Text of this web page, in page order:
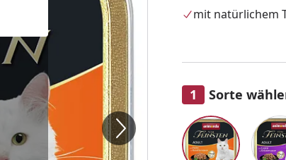
mit natürlichem
Sorte
Alle anzeigen (3)